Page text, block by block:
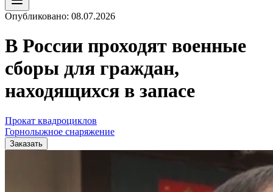
Опубликовано: 08.07.2026
В России проходят военные
сборы для граждан,
находящихся в запасе
Прокат квадроциклов
Горнолыжное снаряжение
Заказать